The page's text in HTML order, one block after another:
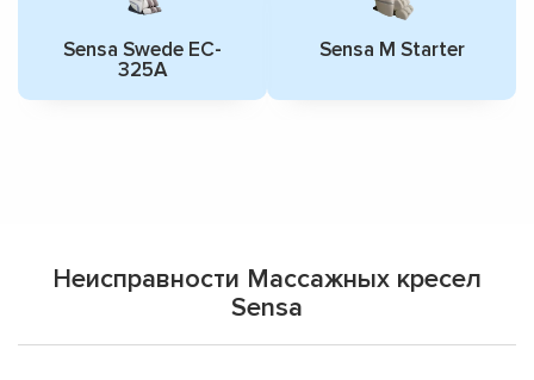
Sensa Swede EC-
325A
Sensa M Starter
Неисправности Массажных кресел
Sensa